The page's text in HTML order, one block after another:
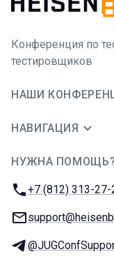
Конференция по
тестировщиков
НАШИ
НАВИГАЦИЯ
НУЖНА ПОМОЩЬ?
Телефон:
+7 (812) 313-27-
E-mail:
Телеграм: